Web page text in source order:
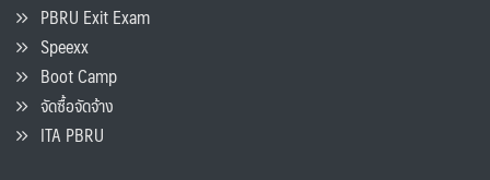
PBRU Exit Exam
Speexx
Boot Camp
จัดซื้อจัดจ้าง
ITA PBRU